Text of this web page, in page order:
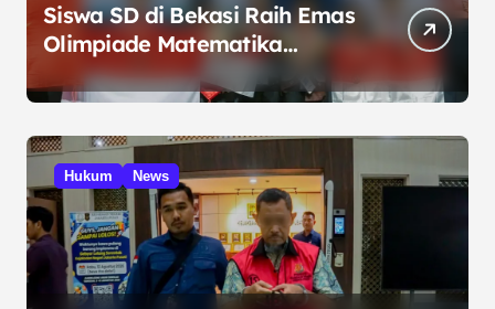
Siswa SD di Bekasi Raih Emas
Olimpiade Matematika
Internasional di Malaysia
Hukum News